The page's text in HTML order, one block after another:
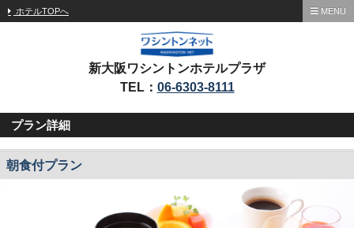
ホテルTOPへ MENU
新大阪ワシントンホテルプラザ
TEL： 06-6303-8111
プラン詳細
朝食付プラン